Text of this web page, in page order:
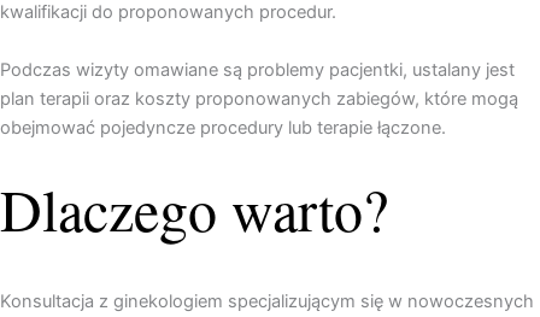
kwalifikacji do proponowanych procedur.
Podczas wizyty omawiane są problemy pacjentki, ustalany jest
plan terapii oraz koszty proponowanych zabiegów, które mogą
obejmować pojedyncze procedury lub terapie łączone.
Dlaczego warto?
Konsultacja z ginekologiem specjalizującym się w nowoczesnych